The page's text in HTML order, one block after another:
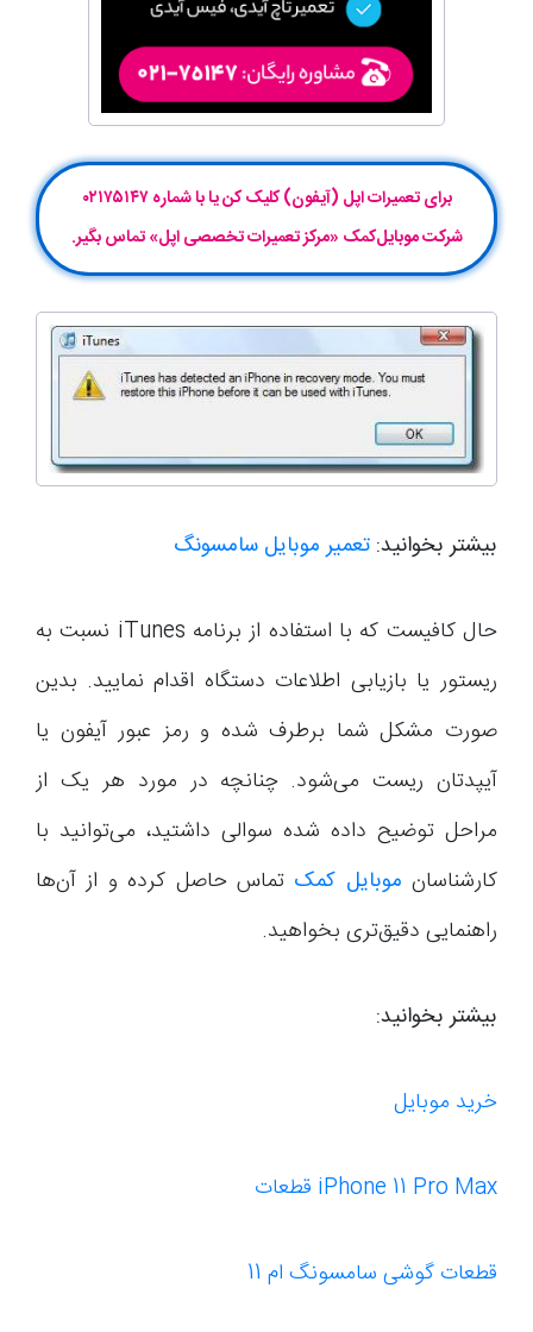
برای تعمیرات اپل (آیفون) کلیک کن یا با شماره ۰۲۱۷۵۱۴۷
شرکت موبایل‌کمک «مرکز تعمیرات تخصصی اپل» تماس بگیر.
بیشتر بخوانید: تعمیر موبایل سامسونگ
حال کافیست که با استفاده از برنامه iTunes نسبت به
ریستور یا بازیابی اطلاعات دستگاه اقدام نمایید. بدین
صورت مشکل شما برطرف شده و رمز عبور آیفون یا
آیپدتان ریست می‌شود. چنانچه در مورد هر یک از
مراحل توضیح داده شده سوالی داشتید، می‌توانید با
کارشناسان موبایل کمک تماس حاصل کرده و از آن‌ها
راهنمایی دقیق‌تری بخواهید.
بیشتر بخوانید:
خرید موبایل
iPhone 11 Pro Max قطعات
قطعات گوشی سامسونگ ام 11